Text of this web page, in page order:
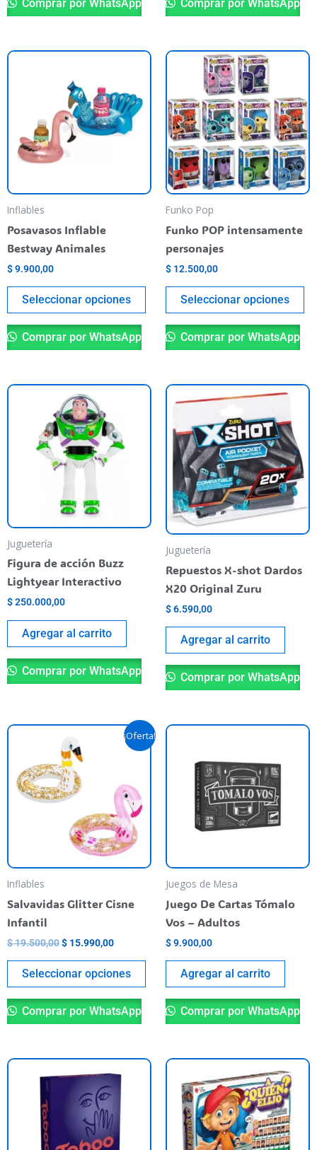
Comprar por WhatsApp Comprar por WhatsApp
Inflables
Posavasos Inflable
Bestway Animales
$9.900,00
Seleccionar opciones
Este
tiene
varias
variantes.
opciones
se
pueden
elegir
producto
Comprar por WhatsApp
Funko Pop
Funko POP intensamente
personajes
$ 12.500,00
Seleccionar opciones
se
Comprar por WhatsApp
Juguetería
Figura de acción Buzz
Lightyear Interactivo
$250.000,00
Agregar al carrito
Comprar por WhatsApp
Juguetería
Repuestos X-shot Dardos
X20 Original Zuru
$6.590,00
Agregar al carrito
Comprar por WhatsApp
¡Oferta!
Inflables
Salvavidas Glitter Cisne
Infantil
$19.500,00
El
precio
original
era:
$ 19.500,00.
$ 15.990,00
El
precio
actual
Seleccionar opciones
Este
producto
se
pueden
elegir
producto
Comprar por WhatsApp
Juegos de Mesa
Juego De Cartas Tómalo
Vos – Adultos
$9.900,00
Agregar al carrito
Comprar por WhatsApp